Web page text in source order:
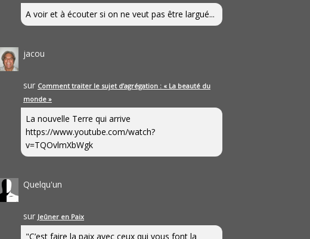
A voir et à écouter si on ne veut pas être largué...
jacou
sur Comment traiter le sujet d’agrégation : « La beauté du
monde »
La nouvelle Terre qui arrive
https://www.youtube.com/watch?
v=TQOvlmXbWgk
Quelqu'un
sur Jeûner en Paix
"C’est faire la paix avec ceux qui vous font la